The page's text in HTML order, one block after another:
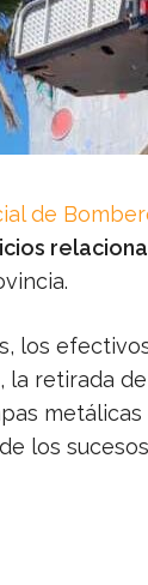
de
los
la retirada
los